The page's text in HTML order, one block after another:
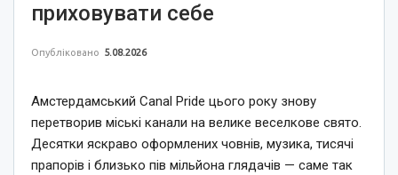
приховувати себе
Опубліковано 5.08.2026
Амстердамський Canal Pride цього року знову
перетворив міські канали на велике веселкове свято.
Десятки яскраво оформлених човнів, музика, тисячі
прапорів і близько пів мільйона глядачів — саме так